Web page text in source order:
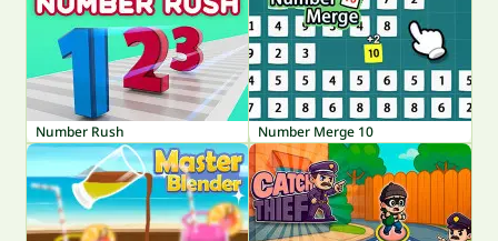
Number Rush Number Merge 10